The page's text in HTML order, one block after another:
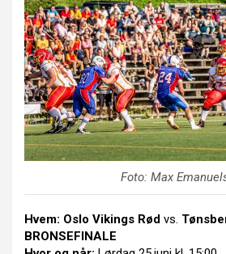
Foto: Max
Hvem: Oslo Vikings Rød vs.
BRONSEFINALE